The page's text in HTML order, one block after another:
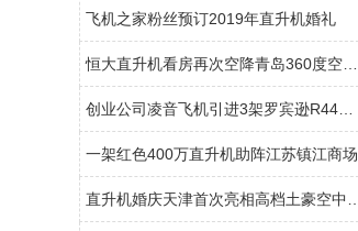
飞机之家粉丝预订2019年直升机婚礼
一架红色400万直升机助阵江苏镇江商场